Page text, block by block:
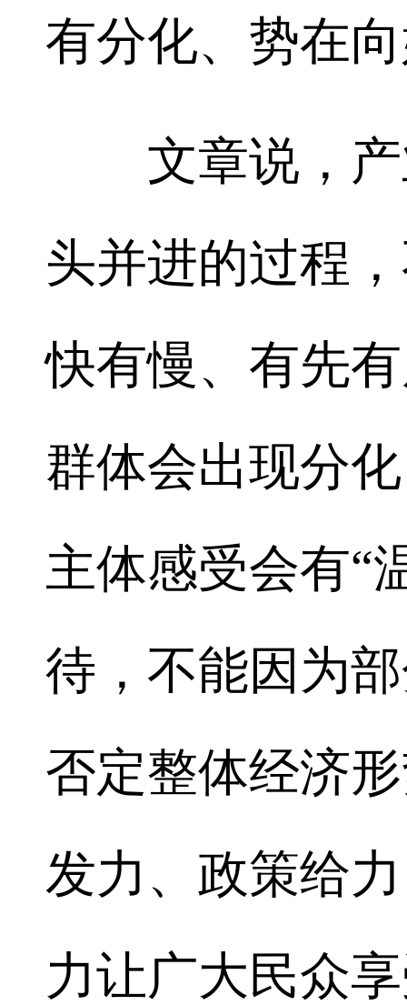
有分化、势在
文章说，产
头并进的过程
快有慢、有先
群体会出现分
主体感受会有“
待，不能因为
否定整体经济
发力、政策给
力让广大民众